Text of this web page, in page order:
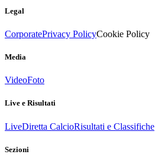
Legal
CorporatePrivacy PolicyCookie Policy
Media
VideoFoto
Live e Risultati
LiveDiretta CalcioRisultati e Classifiche
Sezioni